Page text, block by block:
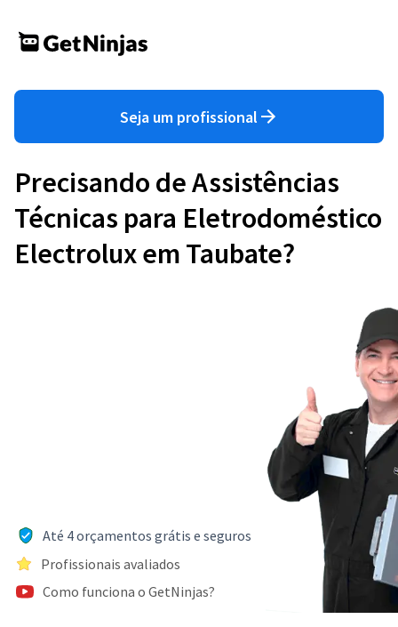
Seja um profissional
Precisando de Assistências
Técnicas para Eletrodoméstico
Electrolux em Taubate?
Até 4 orçamentos grátis e seguros
Profissionais avaliados
Como funciona o GetNinjas?